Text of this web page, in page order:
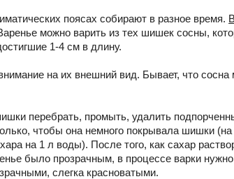
поясах собирают в разное время.
можно варить из тех шишек сосны,
1-4 см в длину.
на их внешний вид. Бывает, что
перебрать, промыть, удалить
чтобы она немного покрывала шишки
на 1 л воды). После того, как сахар
было прозрачным, в процессе варки
слегка красноватыми.